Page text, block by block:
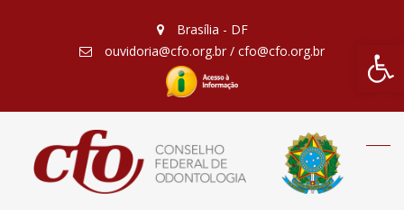
Barra
Brasília - DF
ouvidoria@cfo.org.br / cfo@cfo.org.br